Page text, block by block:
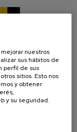
nuestros
sus hábitos de
perfil de sus
sitios. Esto nos
y obtener
y su seguridad.